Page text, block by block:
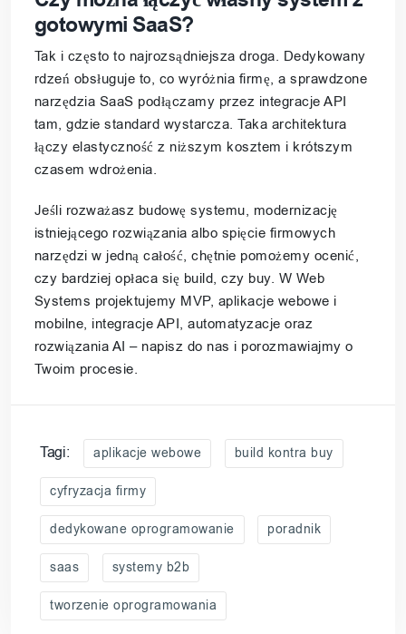
gotowymi SaaS?
Tak i często to najrozsądniejsza droga. Dedykowany
rdzeń obsługuje to, co wyróżnia firmę, a sprawdzone
narzędzia SaaS podłączamy przez integracje API
tam, gdzie standard wystarcza. Taka architektura
łączy elastyczność z niższym kosztem i krótszym
czasem wdrożenia.
Jeśli rozważasz budowę systemu, modernizację
istniejącego rozwiązania albo spięcie firmowych
narzędzi w jedną całość, chętnie pomożemy ocenić,
czy bardziej opłaca się build, czy buy. W Web
Systems projektujemy MVP, aplikacje webowe i
mobilne, integracje API, automatyzacje oraz
rozwiązania AI – napisz do nas i porozmawiajmy o
Twoim procesie.
Tagi: aplikacje webowe build kontra buy
cyfryzacja firmy
dedykowane oprogramowanie poradnik
saas systemy b2b
tworzenie oprogramowania